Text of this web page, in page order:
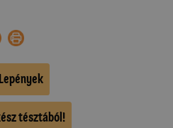
Lepények
tésztából!